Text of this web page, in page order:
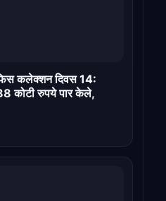
कलेक्शन दिवस 14:
कोटी रुपये पार केले,